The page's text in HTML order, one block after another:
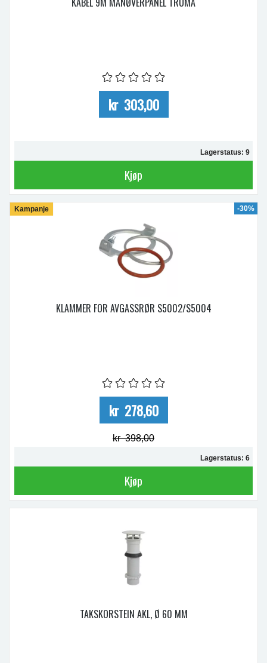
kr 303,00
Lagerstatus: 9
Kjøp
Kampanje -30%
KLAMMER FOR AVGASSRØR S5002/S5004
kr 278,60
kr 398,00
Lagerstatus: 6
Kjøp
TAKSKORSTEIN AKL, Ø 60 MM